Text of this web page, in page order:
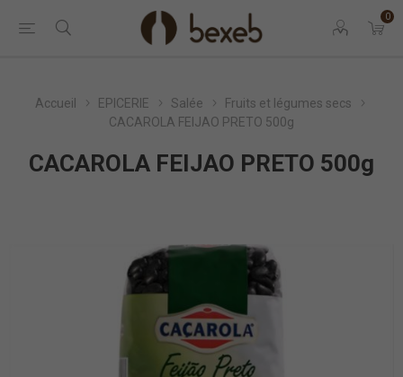
0
Accueil EPICERIE Salée
Fruits et légumes secs
CACAROLA FEIJAO PRETO 500g
CACAROLA FEIJAO PRETO 500g